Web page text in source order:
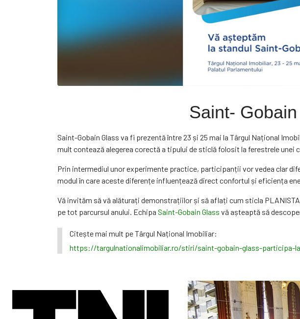
Saint-
Saint-Gobain Glass va fi prezentă între 23 și 25 mai la Târgul Național
mult contează alegerea corectă a tipului de sticlă folosit la ferestrele unei
Prin intermediul unor experimente practice, participanții vor vedea clar
modul în care aceste diferențe influențează direct confortul și eficiența
Vă invităm să vă alăturați demonstrațiilor și să aflați cum sticla
pe tot parcursul anului. Echipa Saint-Gobain Glass vă așteaptă să
Citește mai mult pe Târgul Național Imobiliar:
https://targulnationalimobiliar.ro/stiri/saint-gobain-glass-participa-